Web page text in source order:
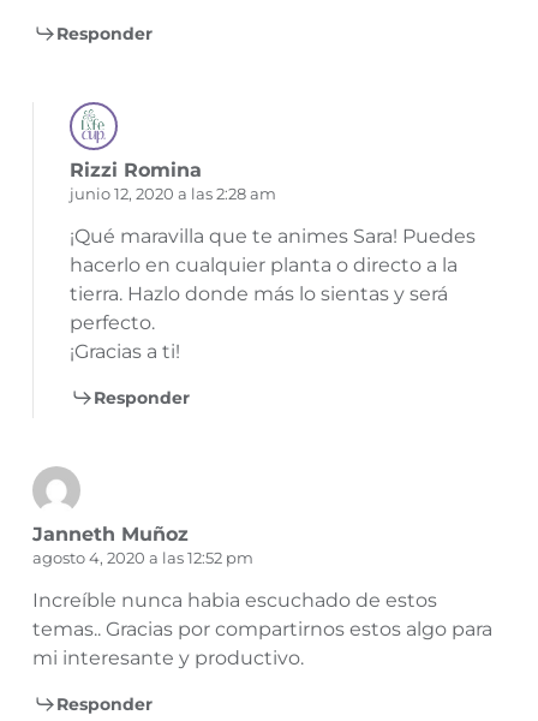
Responder
Rizzi Romina
junio 12, 2020 a las 2:28 am
¡Qué maravilla que te animes Sara! Puedes
hacerlo en cualquier planta o directo a la
tierra. Hazlo donde más lo sientas y será
perfecto.
¡Gracias a ti!
Responder
Janneth Muñoz
agosto 4, 2020 a las 12:52 pm
Increíble nunca habia escuchado de estos
temas.. Gracias por compartirnos estos algo para
mi interesante y productivo.
Responder